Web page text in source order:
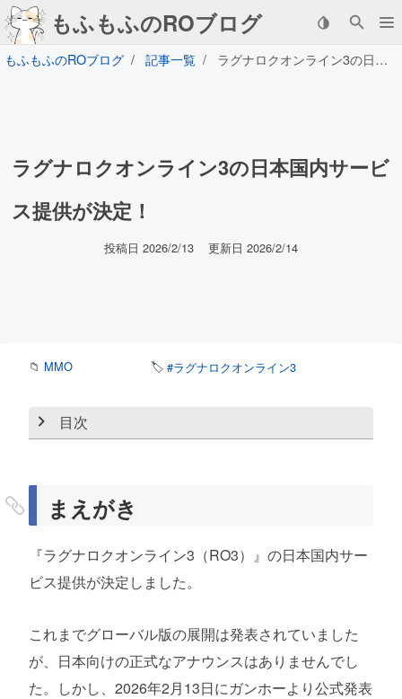
もふもふのROブログ
もふもふのROブログ 記事一覧 ラグナロクオンライン3の日本国内サービス提供が決定！
ラグナロクオンライン3の日本国内サービ
ス提供が決定！
投稿日 2026/2/13 更新日 2026/2/14
📁 MMO 🏷️ #ラグナロクオンライン3
目次
何の前触れもなかった…
まえがき
『ラグナロクオンライン3（RO3）』の日本国内サー
ビス提供が決定しました。
これまでグローバル版の展開は発表されていました
が、日本向けの正式なアナウンスはありませんでし
た。しかし、2026年2月13日にガンホーより公式発表